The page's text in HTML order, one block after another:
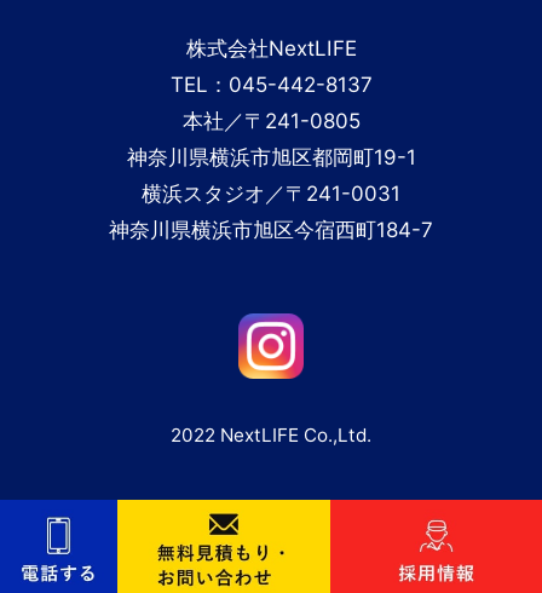
株式会社NextLIFE
TEL：045-442-8137
本社／〒241-0805
神奈川県横浜市旭区都岡町19-1
横浜スタジオ／〒241-0031
神奈川県横浜市旭区今宿西町184-7
2022 NextLIFE Co.,Ltd.